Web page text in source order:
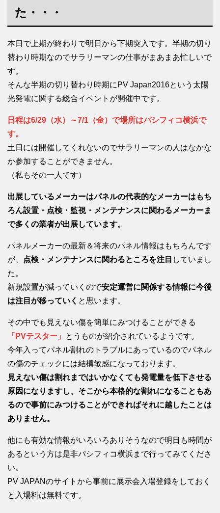
た・・・
本日で上期が終わりで明日から下期突入です。半期の切り
替わり時期なのでサラリーマンの仕事がまあまあ忙しいで
す。
そんな半期の切り替わり時期にPV Japan2016という太陽
光発電に関する総合イベントが開催中です。
日程は6/29（水）～7/1（金）で場所はパシフィコ横浜で
す。
土日には開催してくれないのでサラリーマンの人はなかな
か参加することができません。
（私もその一人です）
出展しているメーカーはパネルの代表的なメーカーはもち
ろん設置・点検・監視・メンテナンスに関わるメーカーま
で多くの業者が出展しています。
パネルメーカーの最新＆将来のパネル情報はもちろんです
が、
点検・メンテナンスに関わるところを注目 していまし
た。
新規設置が減っていくので安定運営に関係する情報に今後
は注目が移っていく と思います。
その中でも見えない傷を簡単にみつけることができる
「PVテスター」
とうものが紹介されているようです。
今年入ってパネル割れのトラブルにあっているのでパネル
の傷のチェックには結構敏感になっております。
見えない傷は割れまではいかなくても発電量を低下させる
原因になりますし、そこから本格的な割れになることもあ
るので事前にみつけることができればそれに越したことは
ありません。
他にも有効な情報がいろいろありそうなので明日も時間が
あるという方は是非パシフィコ横浜まで行ってみてくださ
い。
PV JAPANのサイトから事前に展示会入場登録をしておく
と入場料は無料です。